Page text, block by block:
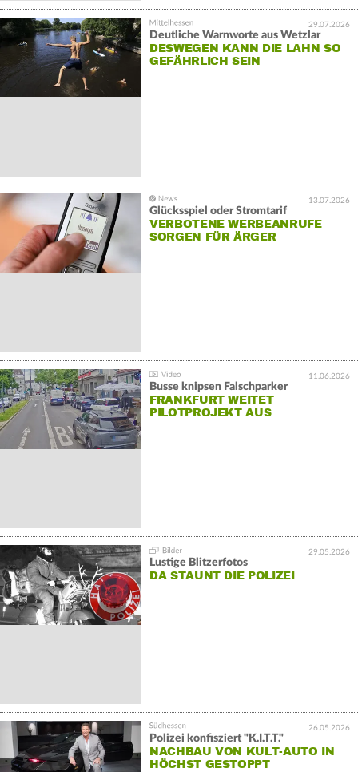
29.07.2026
Deutliche Warnworte aus Wetzlar
DESWEGEN KANN DIE LAHN SO
GEFÄHRLICH SEIN
13.07.2026
Glücksspiel oder Stromtarif
VERBOTENE WERBEANRUFE
SORGEN FÜR ÄRGER
11.06.2026
Busse knipsen Falschparker
FRANKFURT WEITET
PILOTPROJEKT AUS
29.05.2026
Lustige Blitzerfotos
DA STAUNT DIE POLIZEI
26.05.2026
Polizei konfisziert "K.I.T.T."
NACHBAU VON KULT-AUTO IN
HÖCHST GESTOPPT